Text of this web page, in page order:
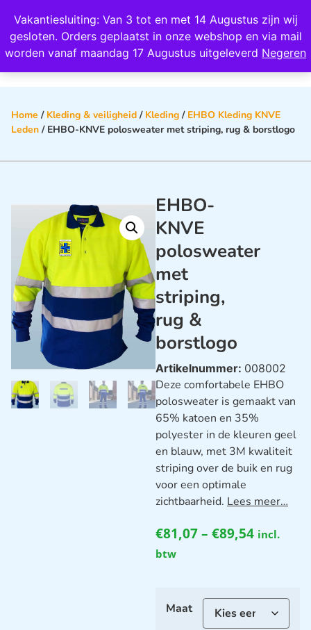
Vakantiesluiting: Van 3 tot en met 14 Augustus zijn wij
gesloten. Orders geplaatst in onze webshop en via mail
worden vanaf maandag 17 Augustus uitgeleverd Negeren
Wij scoren een 4,8 op Google
Home / Kleding & veiligheid / Kleding / EHBO Kleding KNVE
Leden / EHBO-KNVE polosweater met striping, rug & borstlogo
EHBO-
KNVE
polosweater
met
striping,
rug &
borstlogo
Artikelnummer: 008002
Deze comfortabele EHBO
polosweater is gemaakt van
65% katoen en 35%
polyester in de kleuren geel
en blauw, met 3M kwaliteit
striping over de buik en rug
voor een optimale
zichtbaarheid. Lees meer…
€81,07– €89,54 incl.
btw
Maat